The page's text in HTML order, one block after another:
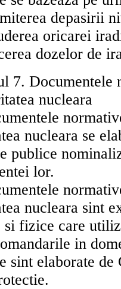
depasirii
oricarei
dozelor de
7. Documentele
nucleara
nucleara se
publice
lor.
nucleara sint
fizice care
in
sint elaborate